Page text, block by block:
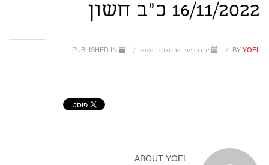
16/11/2022 כ"ב חשון
BY YOEL
/ יום רביעי, 16 נובמבר 2022 /
ABOUT YOEL